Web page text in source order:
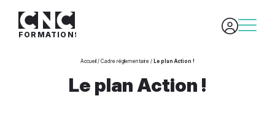
FORMATIONS
Accueil / Cadre réglementaire / Le plan Action !
Le plan Action !